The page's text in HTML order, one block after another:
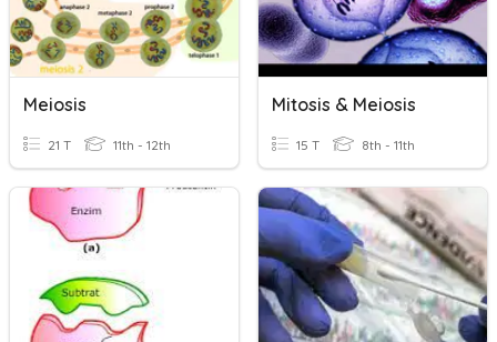
Meiosis
21 T 11th - 12th
Mitosis & Meiosis
15 T 8th - 11th